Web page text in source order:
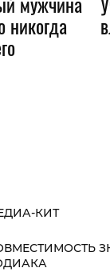
никогда
КИТ